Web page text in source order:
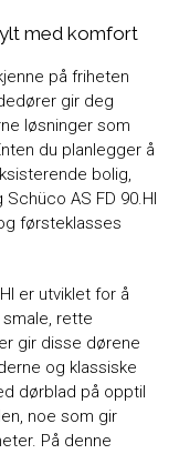
med komfort
på friheten
gir deg
løsninger som
du planlegger å
bolig,
AS FD 90.HI
førsteklasses
er utviklet for å
rette
gir disse dørene
og klassiske
dørblad på opptil
noe som gir
På denne